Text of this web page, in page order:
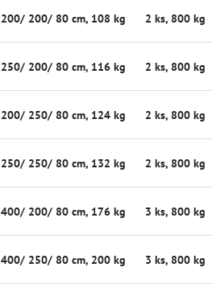
200/ 200/ 80 cm, 108 kg 2 ks, 800 kg
250/ 200/ 80 cm, 116 kg 2 ks, 800 kg
200/ 250/ 80 cm, 124 kg 2 ks, 800 kg
250/ 250/ 80 cm, 132 kg 2 ks, 800 kg
400/ 200/ 80 cm, 176 kg 3 ks, 800 kg
400/ 250/ 80 cm, 200 kg 3 ks, 800 kg